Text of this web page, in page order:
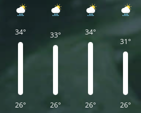
34°
26°
33°
26°
34°
26°
31°
26°